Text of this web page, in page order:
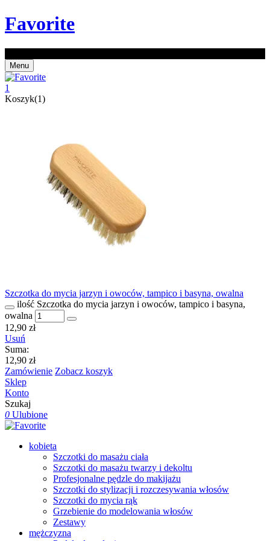
Favorite
Menu
1
Koszyk(1)
Szczotka do mycia jarzyn i owoców, tampico i basyna, owalna
ilość Szczotka do mycia jarzyn i owoców, tampico i basyna,
owalna
12,90 zł
Usuń
Suma:
12,90 zł
Zamówienie Zobacz koszyk
Sklep
Konto
Szukaj
0 Ulubione
kobieta
Szczotki do masażu ciała
Szczotki do masażu twarzy i dekoltu
Profesjonalne pędzle do makijażu
Szczotki do stylizacji i rozczesywania włosów
Szczotki do mycia rąk
Grzebienie do modelowania włosów
Zestawy
mężczyzna